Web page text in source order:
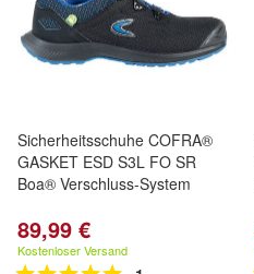
Sicherheitsschuhe COFRA®
GASKET ESD S3L FO SR
Boa® Verschluss-System
89,99 €
Kostenloser Versand